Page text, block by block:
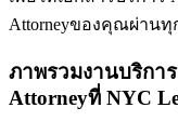
Attorneyของคุณผ่านทุ
ภาพรวมงานบริการ
Attorneyที่ NYC